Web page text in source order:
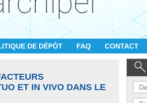
DE DÉPÔT FAQ CONTACT
ET IN VIVO DANS LE